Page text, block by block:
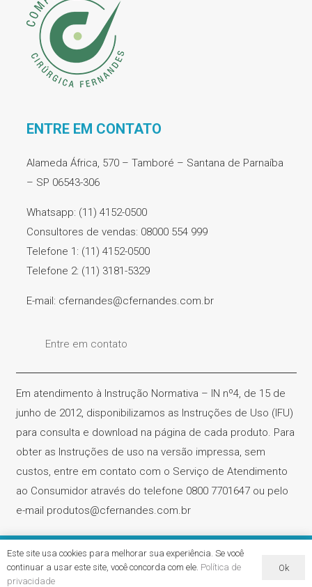
ENTRE EM CONTATO
Alameda África, 570 – Tamboré – Santana de Parnaíba
– SP 06543-306
Whatsapp: (11) 4152-0500
Consultores de vendas: 08000 554 999
Telefone 1: (11) 4152-0500
Telefone 2: (11) 3181-5329
E-mail: cfernandes@cfernandes.com.br
Entre em contato
Em atendimento à Instrução Normativa – IN nº4, de 15 de
junho de 2012, disponibilizamos as Instruções de Uso (IFU)
para consulta e download na página de cada produto. Para
obter as Instruções de uso na versão impressa, sem
custos, entre em contato com o Serviço de Atendimento
ao Consumidor através do telefone 0800 7701647 ou pelo
e-mail produtos@cfernandes.com.br
Cirúrgica Fernandes – CNPJ. 61.418.042/0001-31 | Todos os
Este site usa cookies para melhorar sua experiência. Se você
continuar a usar este site, você concorda com ele. Política de
privacidade
Ok